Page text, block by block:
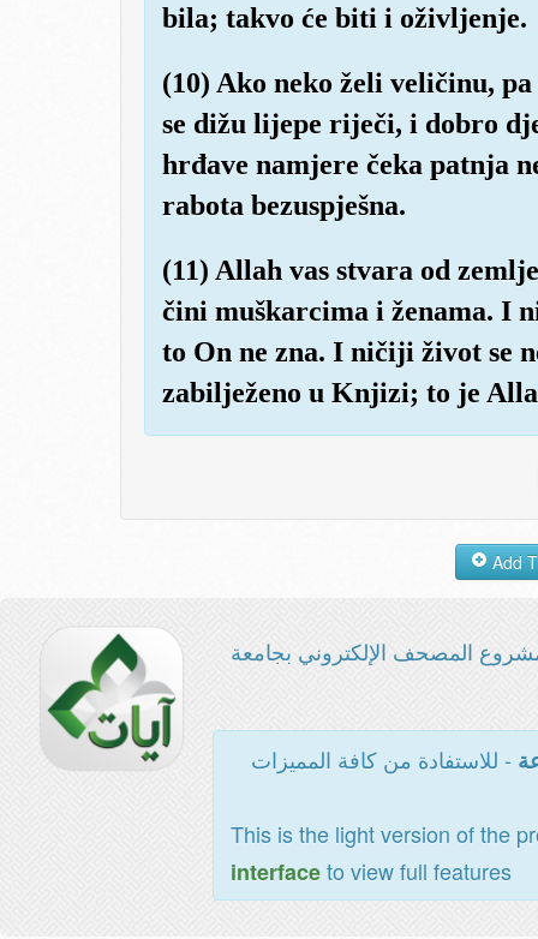
bila; takvo će biti i oživljenje.
(10) Ako neko želi veličinu,
se dižu lijepe riječi, i dobro
hrđave namjere čeka patnja
rabota bezuspješna.
(11) Allah vas stvara od
čini muškarcima i ženama. I
to On ne zna. I ničiji život se
zabilježeno u Knjizi; to je
المصحف الإلكتروني بجامعة
- للاستفادة من كافة المميزات
This is the light version of the
interfaceto view full features